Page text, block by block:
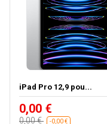
iPad Pro 12,9 pou...
0,00 €
0,00 € -0,00 €